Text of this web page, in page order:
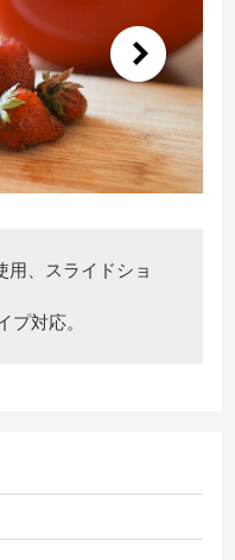
、スライドショ
プ対応。